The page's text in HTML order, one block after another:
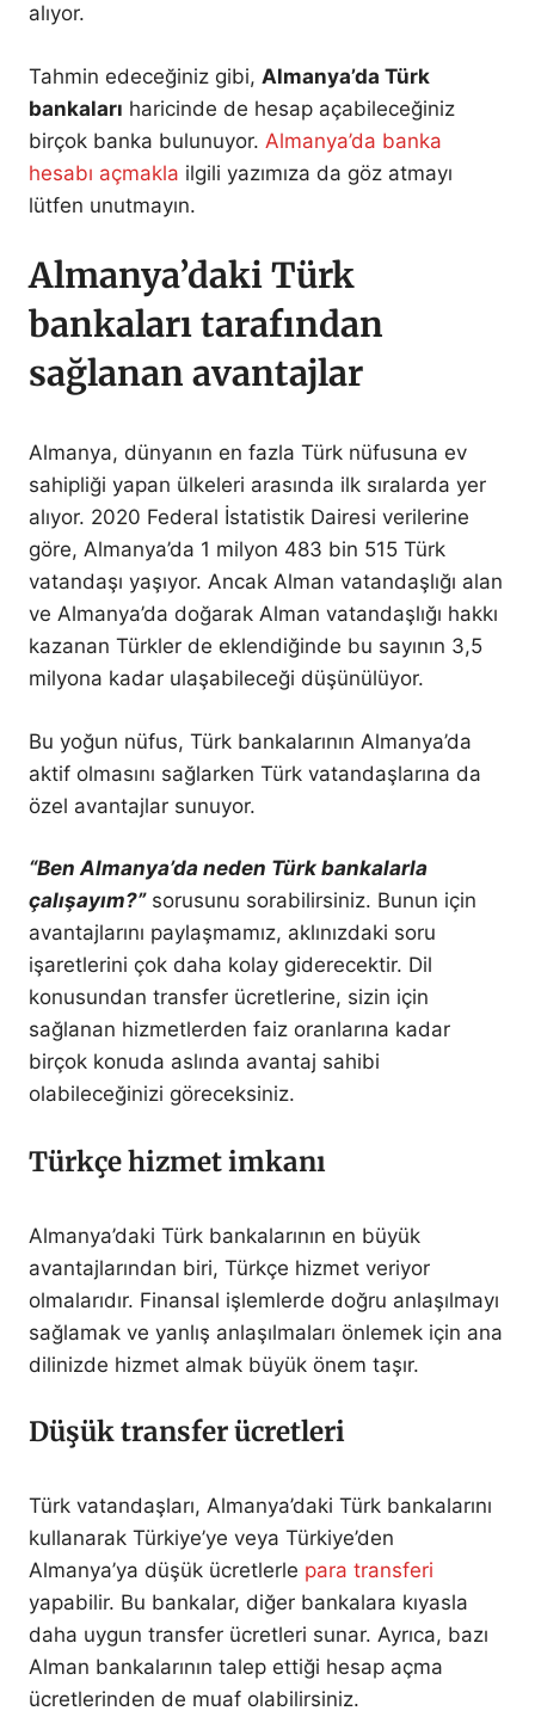
alıyor.
Tahmin edeceğiniz gibi, Almanya’da Türk
bankaları haricinde de hesap açabileceğiniz
birçok banka bulunuyor. Almanya’da banka
hesabı açmakla ilgili yazımıza da göz atmayı
lütfen unutmayın.
Almanya’daki Türk
bankaları tarafından
sağlanan avantajlar
Almanya, dünyanın en fazla Türk nüfusuna ev
sahipliği yapan ülkeleri arasında ilk sıralarda yer
alıyor. 2020 Federal İstatistik Dairesi verilerine
göre, Almanya’da 1 milyon 483 bin 515 Türk
vatandaşı yaşıyor. Ancak Alman vatandaşlığı alan
ve Almanya’da doğarak Alman vatandaşlığı hakkı
kazanan Türkler de eklendiğinde bu sayının 3,5
milyona kadar ulaşabileceği düşünülüyor.
Bu yoğun nüfus, Türk bankalarının Almanya’da
aktif olmasını sağlarken Türk vatandaşlarına da
özel avantajlar sunuyor.
“Ben Almanya’da neden Türk bankalarla
çalışayım?”sorusunu sorabilirsiniz. Bunun için
avantajlarını paylaşmamız, aklınızdaki soru
işaretlerini çok daha kolay giderecektir. Dil
konusundan transfer ücretlerine, sizin için
sağlanan hizmetlerden faiz oranlarına kadar
birçok konuda aslında avantaj sahibi
olabileceğinizi göreceksiniz.
Türkçe hizmet imkanı
Almanya’daki Türk bankalarının en büyük
avantajlarından biri, Türkçe hizmet veriyor
olmalarıdır. Finansal işlemlerde doğru anlaşılmayı
sağlamak ve yanlış anlaşılmaları önlemek için ana
dilinizde hizmet almak büyük önem taşır.
Düşük transfer ücretleri
Türk vatandaşları, Almanya’daki Türk bankalarını
kullanarak Türkiye’ye veya Türkiye’den
Almanya’ya düşük ücretlerle para transferi
yapabilir. Bu bankalar, diğer bankalara kıyasla
daha uygun transfer ücretleri sunar. Ayrıca, bazı
Alman bankalarının talep ettiği hesap açma
ücretlerinden de muaf olabilirsiniz.